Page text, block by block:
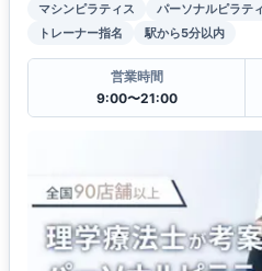
マシンピラティス パーソナルピラテ
トレーナー指名
駅から5分以内
営業時間
9:00〜21:00